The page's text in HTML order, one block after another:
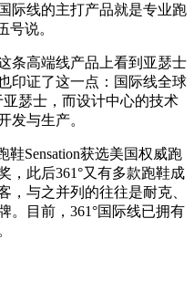
际线的主打产品就是专业跑
号说。
条高端线产品上看到亚瑟士
印证了这一点：国际线全球
亚瑟士，而设计中心的技术
发与生产。
鞋Sensation获选美国权威跑
，此后361°又有多款跑鞋成
，与之并列的往往是耐克、
。目前，361°国际线已拥有